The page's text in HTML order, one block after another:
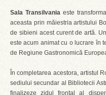
Sala Transilvania este
aceasta prin măiestria artistului
de sibieni acest curent de artă.
este acum animat cu o lucrare în
de Regiune Gastronomică
În completarea acestora, artistul
sediului secundar al Bibliotecii
finalizeze zidul frontal al